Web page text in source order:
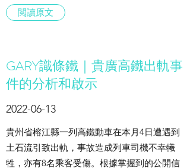
閲讀原文
GARY識條鐵｜貴廣高鐵出軌事
件的分析和啟示
2022-06-13
貴州省榕江縣一列高鐵動車在本月4日遭遇到
土石流引致出軌，事故造成列車司機不幸犧
牲，亦有8名乘客受傷。根據掌握到的公開信